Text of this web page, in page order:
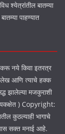
श्येत्रांतील बातम्या
पाहण्यात
नये किवा इतरत्र
लेख आणि त्याचे हक्क
झालेल्या मजकुराशी
) Copyright:
कुठल्याही भागाचे
सक्त मनाई आहे.